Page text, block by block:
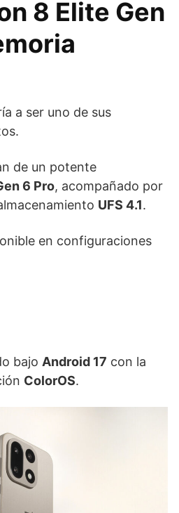
8 Elite Gen
a ser uno de sus
de un potente
6 Pro, acompañado por
UFS 4.1.
en configuraciones
bajo Android 17 con la
ColorOS.